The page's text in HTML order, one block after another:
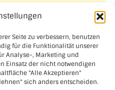
Seite zu verbessern, benutzen
für die Funktionalität unserer
Analyse-, Marketing und
Einsatz der nicht notwendigen
"Alle Akzeptieren"
sich anders entscheiden.